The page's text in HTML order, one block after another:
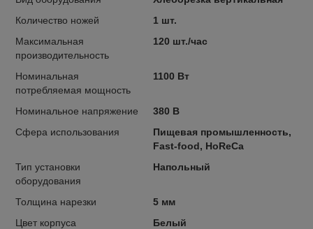
Количество ножей
1 шт.
Максимальная
производительность
120 шт./час
Номинальная
потребляемая мощность
1100 Вт
Номинальное напряжение
380 В
Сфера использования
Пищевая промышленность,
Fast-food, HoReCa
Тип установки
оборудования
Напольный
Толщина нарезки
5 мм
Цвет корпуса
Белый